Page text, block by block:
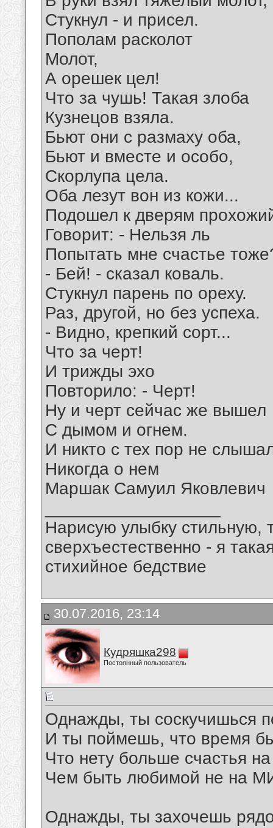
Стукнул - и присел.
Пополам расколот
Молот,
А орешек цел!
Что за чушь! Такая злоба
Кузнецов взяла.
Бьют они с размаху оба,
Бьют и вместе и особо,
Скорлупа цела.
Оба лезут вон из кожи...
Подошел к дверям
Говорит: - Нельзя ль
Попытать мне счастье
- Бей! - сказал коваль.
Стукнул парень по ореху.
Раз, другой, но без успеха.
- Видно, крепкий сорт...
Что за черт!
И трижды эхо
Повторило: - Черт!
Ну и черт сейчас же вышел
С дымом и огнем.
И никто с тех пор не
Никогда о нем
Маршак Самуил Яковлевич
Нарисую улыбку стильную,
сверхъестественно - я
стихийное бедствие
30.07.2016, 23:14
Кудряшка298
Постоянный пользователь
Однажды, ты соскучишься
И ты поймешь, что время
Что нету больше счастья
Чем быть любимой не на
Однажды, ты захочешь